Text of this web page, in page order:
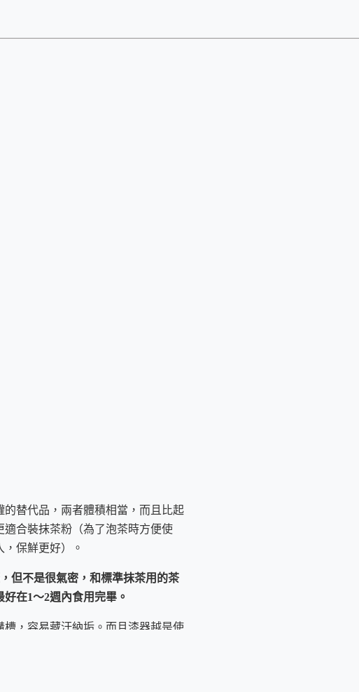
替代品，兩者體積相當，而且比起
合裝抹茶粉（為了泡茶時方便使
保鮮更好）。
但不是很氣密，和標準抹茶用的茶
在1～2週內食用完畢。
槽，容易藏汙納垢。而且漆器越是使
飾圖案的傳統雕刻技術），產生